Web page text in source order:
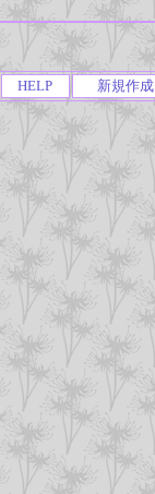
HELP 新規作成